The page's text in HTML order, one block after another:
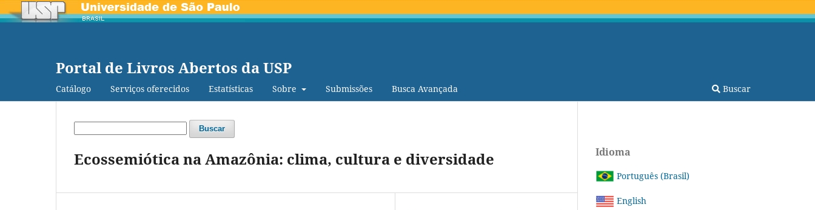
Portal de Livros Abertos da USP
Catálogo Serviços oferecidos Estatísticas Sobre Submissões Busca Avançada Buscar
Buscar
Ecossemiótica na Amazônia: clima, cultura e diversidade Idioma
Português (Brasil)
English